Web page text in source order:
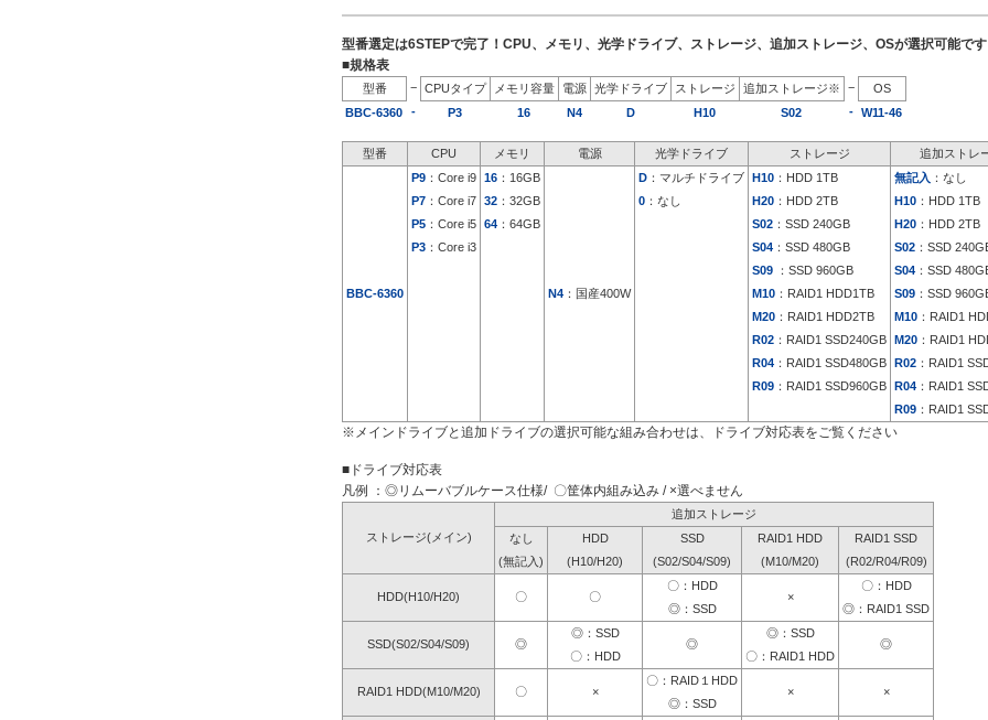
型番選定は6STEPで完了！CPU、メモリ、光学ドライブ、ストレージ、追加ストレージ、OSが選択可能です
■規格表
型番 − CPUタイプ メモリ容量 電源 光学ドライブ ストレージ 追加ストレージ※ −
OS
BBC-6360
- P3 16 N4 D H10 S02 - W11-46
型番 CPU メモリ 電源 光学ドライブ ストレージ 追加ストレ
BBC-6360
P9 ：Core i9 16 ：16GB
N4 ：国産400W
D ：マルチドライブ H10 ：HDD 1TB 無記入 ：なし
P7 ：Core i7 32 ：32GB 0 ：なし H20 ：HDD 2TB H10 ：HDD 1TB
P5 ：Core i5 64 ：64GB S02 ：SSD 240GB H20 ：HDD 2TB
P3 ：Core i3 S04 ：SSD 480GB S02 ：SSD
S09 ：SSD 960GB S04 ：SSD
M10 ：RAID1 HDD1TB S09 ：SSD
M20 ：RAID1 HDD2TB M10 ：RAID1
R02 ：RAID1 SSD240GB M20 ：RAID1
R04 ：RAID1 SSD480GB R02 ：RAID1
R09 ：RAID1 SSD960GB R04 ：RAID1
R09 ：RAID1
※メインドライブと追加ドライブの選択可能な組み合わせは、ドライブ対応表をご覧ください
■ドライブ対応表
凡例 ：◎リムーバブルケース仕様/ 〇筐体内組み込み / ×選べません
追加ストレージ
ストレージ(メイン)
なし HDD SSD RAID1 HDD
RAID1 SSD
(無記入)
(H10/H20) (S02/S04/S09) (M10/M20) (R02/R04/R09)
HDD(H10/H20) 〇 〇
〇：HDD
×
〇：HDD
◎：SSD
◎：RAID1 SSD
SSD(S02/S04/S09) ◎
◎：SSD
◎
◎：SSD
◎
〇：HDD
〇：RAID1 HDD
RAID1 HDD(M10/M20) 〇 ×
〇：RAID１HDD
×
×
◎：SSD